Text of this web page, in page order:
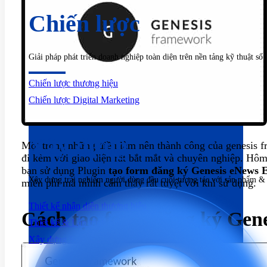
Chiến lược
Giải pháp phát triển doanh nghiệp toàn diện trên nền tảng kỹ thuật số
Chiến lược thương hiệu
Chiến lược Digital Marketing
Xây dựng
Xây dựng trải nghiệm người dùng đầu cuối tương tác với sản phẩm
Thiết kế nhận diện thương hiệu
Thiết kế & Lập trình website
Xây dựng Social Media
Một trong những điều làm nên thành công của
đi kèm với giao diện rất bắt mắt và chuyên nghiệp.
bạn sử dụng Plugin tạo form đăng ký Genesis eNews
miễn phí mà mình cảm thấy rất tuyệt vời khi sử dụng.
Cách tạo form đăng ký